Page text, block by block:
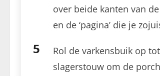
over beide kanten van
en de ‘pagina’ die je
Rol de varkensbuik op
slagerstouw om de